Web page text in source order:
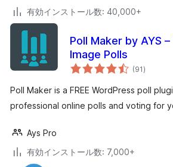
有効インストール数: 40,000+
Poll Maker by AYS
Image Polls
(91個
の
価
)
Poll Maker is a FREE WordPress poll
professional online polls and voting for
Ays Pro
有効インストール数: 7,000+